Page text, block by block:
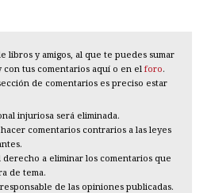
libros y amigos, al que te puedes sumar
tus comentarios aquí o en el foro.
de comentarios es preciso estar
injuriosa será eliminada.
comentarios contrarios a las leyes
derecho a eliminar los comentarios que
de tema.
de las opiniones publicadas.